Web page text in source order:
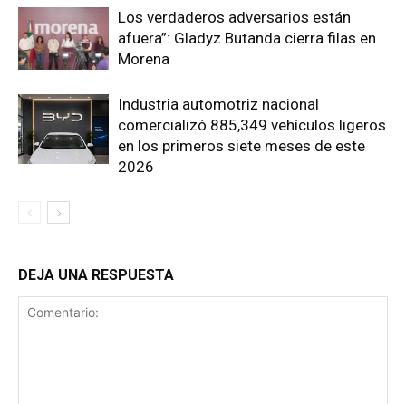
Los verdaderos adversarios están
afuera”: Gladyz Butanda cierra filas en
Morena
Industria automotriz nacional
comercializó 885,349 vehículos ligeros
en los primeros siete meses de este
2026
DEJA UNA RESPUESTA